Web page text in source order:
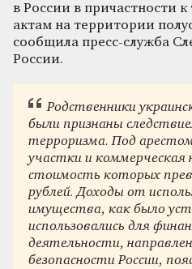
в России в причастности
актам на территории
сообщила пресс-служба
России.
Родственники
были признаны
терроризма. Под
участки и
стоимость которых
рублей. Доходы от
имущества, как было
использовались для
деятельности,
безопасности России,